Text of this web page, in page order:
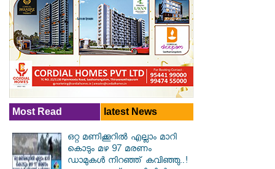
Most Read latest News
ഒറ്റ മണിക്കൂറിൽ എല്ലാം മാറി
കൊടും മഴ 97 മരണം
ഡാമുകൾ നിറഞ്ഞ് കവിഞ്ഞു..!